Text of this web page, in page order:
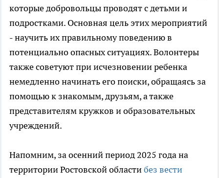
которые добровольцы проводят с детьми и
подростками. Основная цель этих мероприятий
- научить их правильному поведению в
потенциально опасных ситуациях. Волонтеры
также советуют при исчезновении ребенка
немедленно начинать его поиски, обращаясь за
помощью к знакомым, друзьям, а также
представителям кружков и образовательных
учреждений.
Напомним, за осенний период 2025 года на
территории Ростовской областибез вести